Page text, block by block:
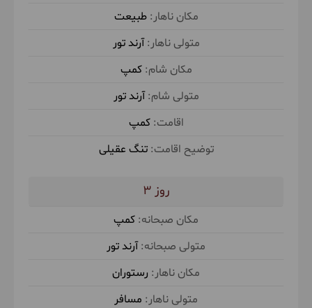
آبی داریم و سپس بعد از صرف ناهار با خاطرات خوش
سفر به تهران بازمی‌گردیم.
صبحانه در کمپ توسط آرند تور ناهار در
رستوران توسط مسافر
طبیعت
آرند تور
کمپ
آرند تور
کمپ
تنگ عقیلی
3
کمپ
آرند تور
رستوران
مسافر